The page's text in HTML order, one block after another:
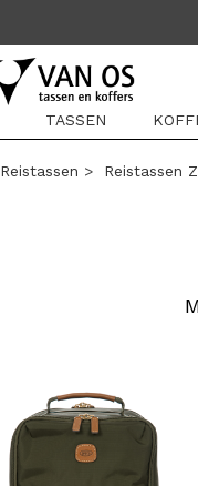
TASSEN
Reistassen > Reistassen